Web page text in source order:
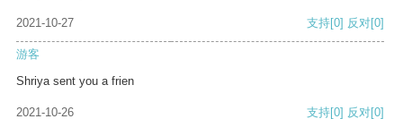
2021-10-27 支持[0] 反对[0]
游客
Shriya sent you a frien
2021-10-26 支持[0] 反对[0]